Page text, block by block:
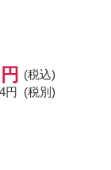
(税込)
円 (税別)